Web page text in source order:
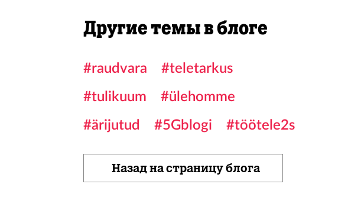
Другие темы в блоге
#raudvara
#teletarkus
#tulikuum
#ülehomme
#ärijutud
#5Gblogi #töötele2s
Назад на страницу блога